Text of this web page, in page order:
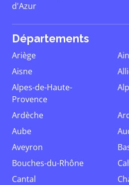
d'Azur
Départements
Ariège
Ain
Aisne
Alpes-de-Haute-
Provence
Ardèche
Aube
Aveyron
Bouches-du-Rhône
Cantal